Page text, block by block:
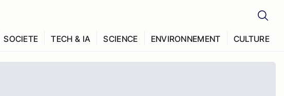
SOCIETE TECH & IA SCIENCE ENVIRONNEMENT CULTURE